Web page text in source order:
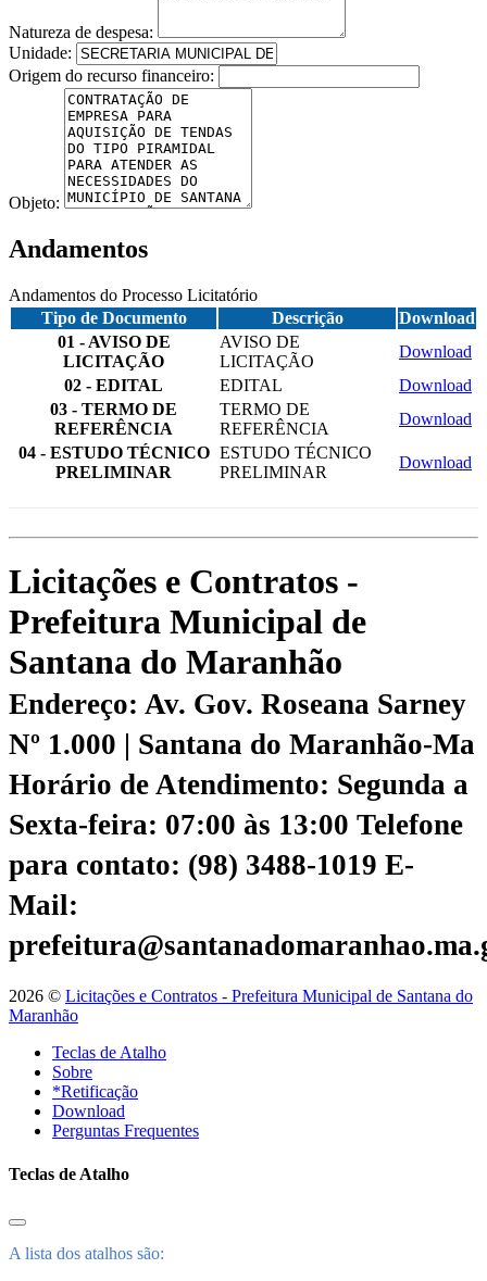
Natureza de despesa:
Unidade:
Origem do recurso financeiro:
Objeto:
Andamentos
Andamentos do Processo Licitatório
Tipo de Documento
Descrição
Download
01 - AVISO DE
LICITAÇÃO
AVISO DE
LICITAÇÃO
Download
02 - EDITAL
EDITAL
Download
03 - TERMO DE
REFERÊNCIA
TERMO DE
REFERÊNCIA
Download
04 - ESTUDO TÉCNICO
PRELIMINAR
ESTUDO TÉCNICO
PRELIMINAR
Download
Licitações e Contratos -
Prefeitura Municipal de
Santana do Maranhão
Endereço: Av. Gov. Roseana Sarney
Nº 1.000 | Santana do Maranhão-Ma
Horário de Atendimento: Segunda a
Sexta-feira: 07:00 às 13:00 Telefone
para contato: (98) 3488-1019 E-
Mail:
2026 © Licitações e Contratos - Prefeitura Municipal de Santana do
Maranhão
Teclas de Atalho
Sobre
*Retificação
Download
Perguntas Frequentes
Teclas de Atalho
A lista dos atalhos são: